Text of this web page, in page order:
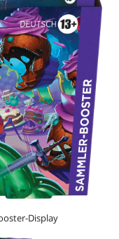
Display